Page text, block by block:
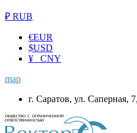
₽ RUB
€EUR
$USD
¥ CNY
map
г. Саратов, ул. Саперная,